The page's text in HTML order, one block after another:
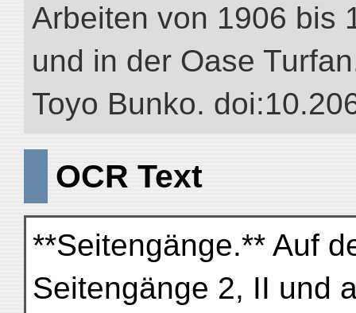
Arbeiten von 1906 bis
und in der Oase
Toyo Bunko.
OCR Text
**Seitengänge.** Auf
Seitengänge 2, II und